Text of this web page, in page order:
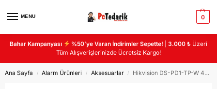
MENU 0
Bahar Kampanyası %50’ye Varan İndirimler Sepette! |3.000 ₺ Üzeri
Tüm Alışverişlerinizde Ücretsiz Kargo!
Ana Sayfa / Alarm Ürünleri / Aksesuarlar / Hikvision DS-PD1-TP-W 433 MHz KABLOSUZ ISI-SICAKLIK DEDEKTÖRÜ